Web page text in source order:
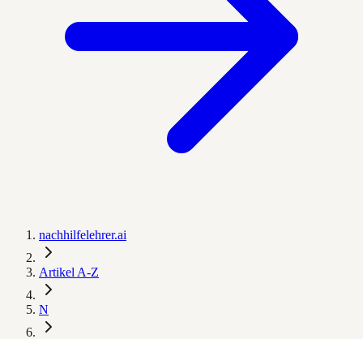
nachhilfelehrer.ai
Artikel A-Z
N